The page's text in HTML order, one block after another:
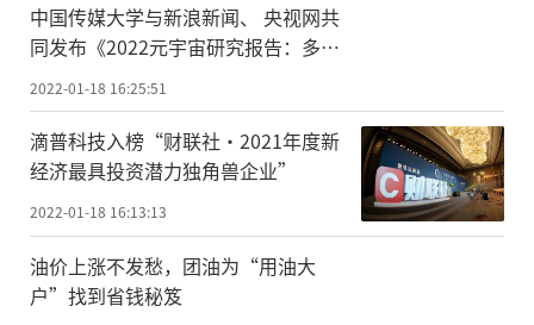
中国传媒大学与新浪新闻、 央视网共
同发布《2022元宇宙研究报告：多元
2022-01-18 16:25:51
滴普科技入榜“财联社·2021年度新
经济最具投资潜力独角兽企业”
2022-01-18 16:13:13
油价上涨不发愁，团油为“用油大
户”找到省钱秘笈